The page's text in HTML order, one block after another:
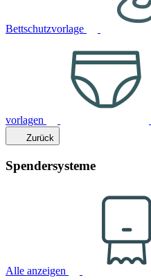
Bettschutzvorlage
vorlagen
Zurück
Spendersysteme
Alle anzeigen